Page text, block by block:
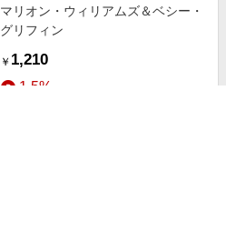
マリオン・ウィリアムズ＆ベシー・
グリフィン
￥ 1,210
1.5%